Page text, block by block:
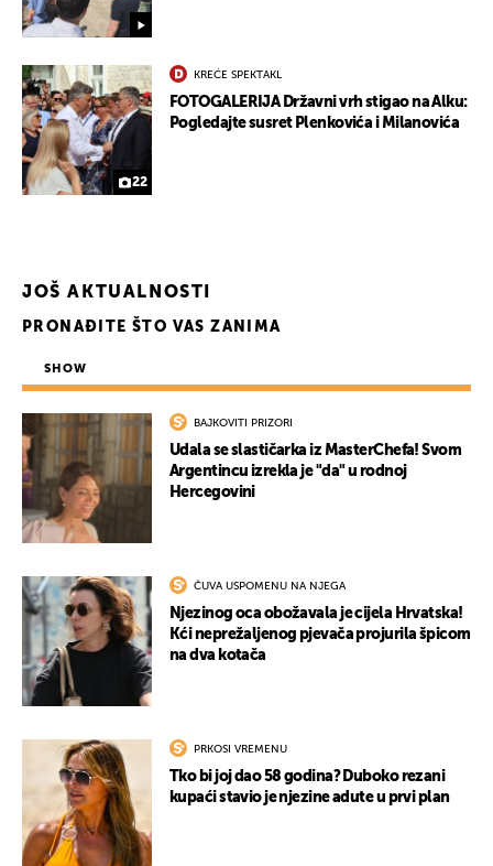
22
KREĆE SPEKTAKL
FOTOGALERIJA Državni vrh stigao na Alku:
Pogledajte susret Plenkovića i Milanovića
JOŠ AKTUALNOSTI
PRONAĐITE ŠTO VAS ZANIMA
SHOW
BAJKOVITI PRIZORI
Udala se slastičarka iz MasterChefa! Svom
Argentincu izrekla je "da" u rodnoj
Hercegovini
ČUVA USPOMENU NA NJEGA
Njezinog oca obožavala je cijela Hrvatska!
Kći neprežaljenog pjevača projurila špicom
na dva kotača
PRKOSI VREMENU
Tko bi joj dao 58 godina? Duboko rezani
kupaći stavio je njezine adute u prvi plan
UKLJUČITE NOTIFIKACIJE